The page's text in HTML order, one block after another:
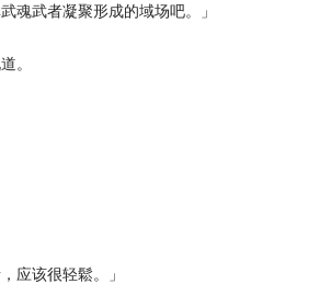
武者凝聚形成的域场吧。」
。
该很轻鬆。」